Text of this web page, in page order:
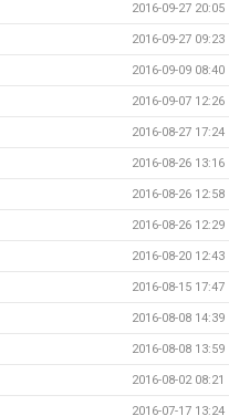
2016-09-27 20:05
2016-09-27 09:23
2016-09-09 08:40
2016-09-07 12:26
2016-08-27 17:24
2016-08-26 13:16
2016-08-26 12:58
2016-08-26 12:29
2016-08-20 12:43
2016-08-15 17:47
2016-08-08 14:39
2016-08-08 13:59
2016-08-02 08:21
2016-07-17 13:24